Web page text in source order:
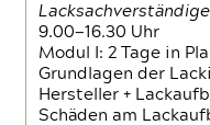
9.00—16.30 Uhr
Modul I: 2 Tage in
Grundlagen der
Hersteller +
Schäden am